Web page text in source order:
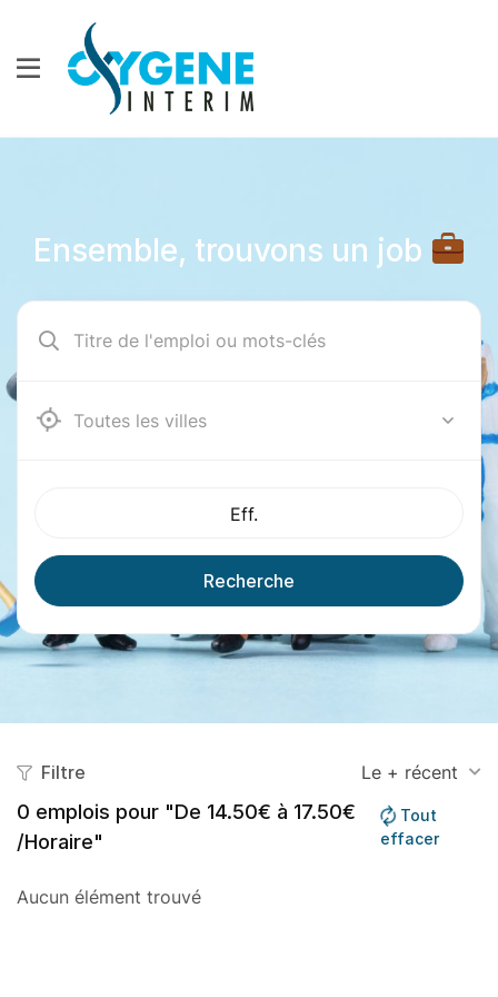
Ensemble, trouvons un job
12000
Eff.
Recherche
Filtre Le + récent
0 emplois pour "De 14.50€ à 17.50€
/Horaire"
Tout
effacer
Aucun élément trouvé